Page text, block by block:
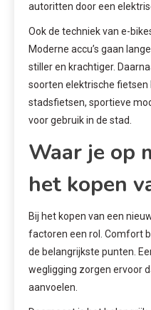
autoritten door een
Ook de techniek van e-
Moderne accu’s gaan
stiller en krachtiger.
soorten elektrische fietsen
stadsfietsen, sportieve
voor gebruik in de stad.
Waar je op
het kopen
Bij het kopen van een
factoren een rol. Comfort
de belangrijkste punten.
wegligging zorgen ervoor
aanvoelen.